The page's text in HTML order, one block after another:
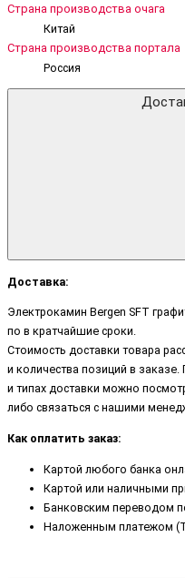
Страна производства очага
Китай
Страна производства портала
Россия
Доставка:
Электрокамин Bergen SFT
по в кратчайшие сроки.
Стоимость доставки товара
и количества позиций в
и типах доставки можно
либо связаться с нашими
Как оплатить заказ:
Картой любого банка
Картой или наличными
Банковским переводом
Наложенным платежом